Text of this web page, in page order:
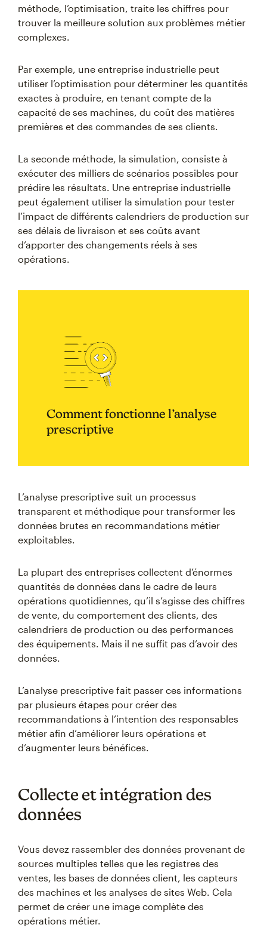
méthode, l’optimisation, traite les chiffres pour
trouver la meilleure solution aux problèmes métier
complexes.
Par exemple, une entreprise industrielle peut
utiliser l’optimisation pour déterminer les quantités
exactes à produire, en tenant compte de la
capacité de ses machines, du coût des matières
premières et des commandes de ses clients.
La seconde méthode, la simulation, consiste à
exécuter des milliers de scénarios possibles pour
prédire les résultats. Une entreprise industrielle
peut également utiliser la simulation pour tester
l’impact de différents calendriers de production sur
ses délais de livraison et ses coûts avant
d’apporter des changements réels à ses
opérations.
Comment fonctionne l’analyse
prescriptive
L’analyse prescriptive suit un processus
transparent et méthodique pour transformer les
données brutes en recommandations métier
exploitables.
La plupart des entreprises collectent d’énormes
quantités de données dans le cadre de leurs
opérations quotidiennes, qu’il s’agisse des chiffres
de vente, du comportement des clients, des
calendriers de production ou des performances
des équipements. Mais il ne suffit pas d’avoir des
données.
L’analyse prescriptive fait passer ces informations
par plusieurs étapes pour créer des
recommandations à l’intention des responsables
métier afin d’améliorer leurs opérations et
d’augmenter leurs bénéfices.
Collecte et intégration des
données
Vous devez rassembler des données provenant de
sources multiples telles que les registres des
ventes, les bases de données client, les capteurs
des machines et les analyses de sites Web. Cela
permet de créer une image complète des
opérations métier.